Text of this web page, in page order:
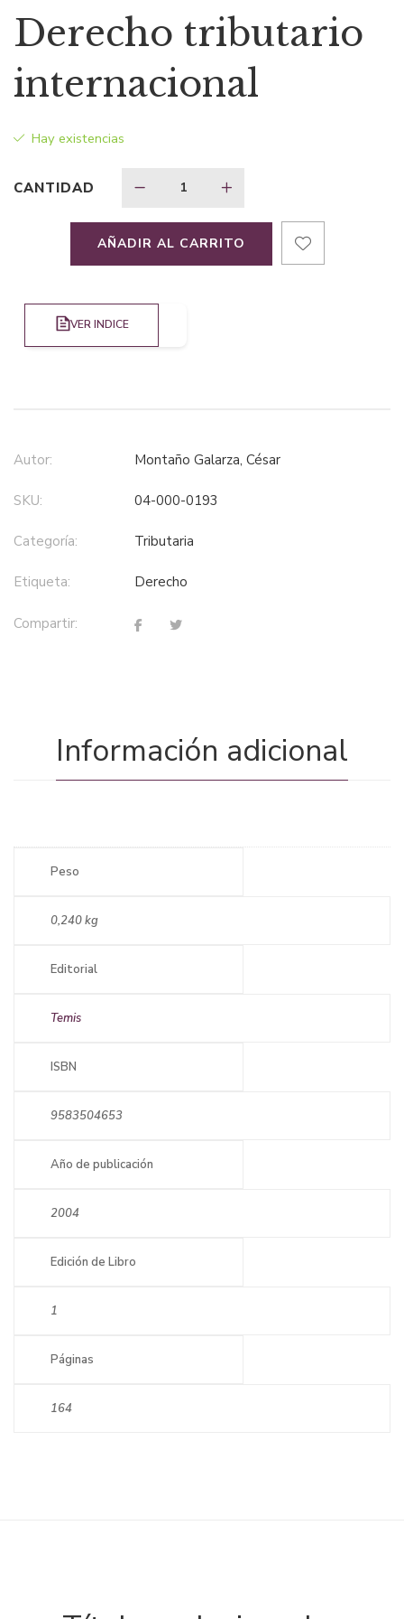
precio
original
era:
$13,69.
precio
actual
es:
Derecho tributario
internacional
Hay existencias
CANTIDAD
AÑADIR AL CARRITO
VER INDICE
Autor: Montaño Galarza, César
SKU: 04-000-0193
Categoría: tributaria
Etiqueta: derecho
Compartir:
Información adicional
Peso
0,240 kg
Editorial
Temis
ISBN
9583504653
Año de publicación
2004
Edición de Libro
1
Páginas
164